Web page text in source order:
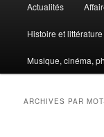
principal
Actualités
Histoire et littérature
Musique, cinéma,
ARCHIVES PAR